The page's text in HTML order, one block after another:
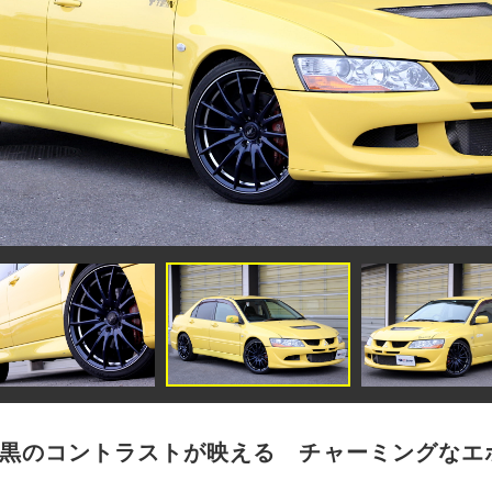
のコントラストが映える チャーミングな